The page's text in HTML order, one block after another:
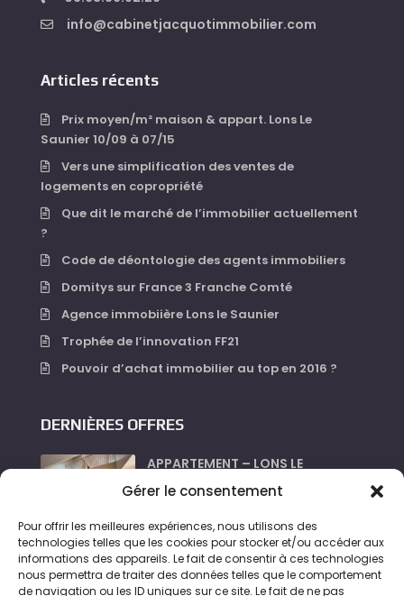
Gérer le consentement
Pour offrir les meilleures expériences, nous utilisons des
technologies telles que les cookies pour stocker et/ou accéder aux
informations des appareils. Le fait de consentir à ces technologies
nous permettra de traiter des données telles que le comportement
de navigation ou les ID uniques sur ce site. Le fait de ne pas
info@cabinetjacquotimmobilier.com
Articles récents
Prix moyen/m² maison & appart. Lons Le
Saunier 10/09 à 07/15
Vers une simplification des ventes de
logements en copropriété
Que dit le marché de l’immobilier actuellement
?
Code de déontologie des agents immobiliers
Domitys sur France 3 Franche Comté
Agence immobiière Lons le Saunier
Trophée de l’innovation FF21
Pouvoir d’achat immobilier au top en 2016 ?
DERNIÈRES OFFRES
APPARTEMENT – LONS LE
SAUNIER...
LOCAL_PROFESSIONNEL –
LONS LE...
360 €